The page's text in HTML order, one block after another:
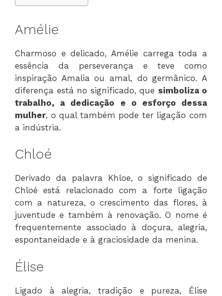
Amélie
Charmoso e delicado, Amélie carrega toda a
essência da perseverança e teve como
inspiração Amalia ou amal, do germânico. A
diferença está no significado, que simboliza o
trabalho, a dedicação e o esforço dessa
mulher, o qual também pode ter ligação com
a indústria.
Chloé
Derivado da palavra Khloe, o significado de
Chloé está relacionado com a forte ligação
com a natureza, o crescimento das flores, à
juventude e também à renovação. O nome é
frequentemente associado à doçura, alegria,
espontaneidade e à graciosidade da menina.
Élise
Ligado à alegria, tradição e pureza, Élise